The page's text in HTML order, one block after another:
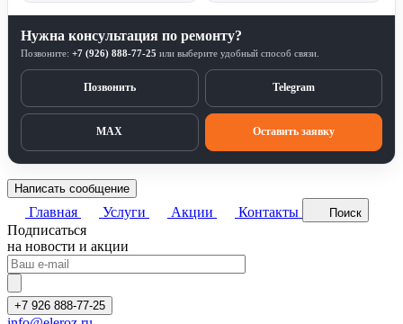
Нужна консультация по ремонту?
Позвоните: +7 (926) 888-77-25 или выберите удобный способ связи.
Позвонить Telegram
MAX Оставить заявку
Написать сообщение
Главная Услуги Акции Контакты Поиск
Подписаться
на новости и акции
+7 926 888-77-25